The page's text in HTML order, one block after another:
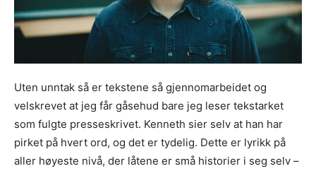
Uten unntak så er tekstene så gjennomarbeidet og
velskrevet at jeg får gåsehud bare jeg leser tekstarket
som fulgte presseskrivet. Kenneth sier selv at han har
pirket på hvert ord, og det er tydelig. Dette er lyrikk på
aller høyeste nivå, der låtene er små historier i seg selv –